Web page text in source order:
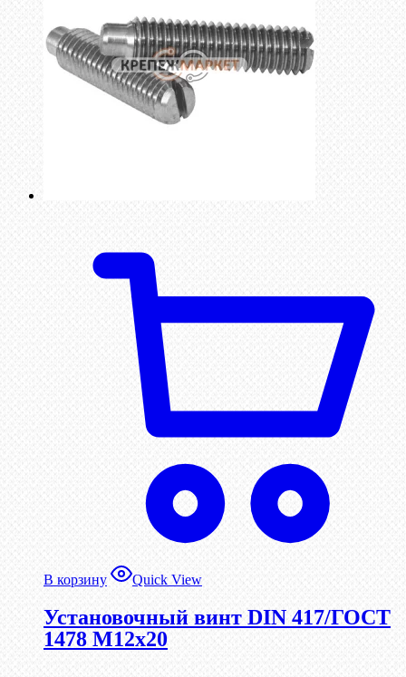
В корзину Quick View
Установочный винт DIN 417/ГОСТ
1478 М12х20